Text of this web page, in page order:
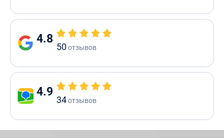
4.8
50отзывов
4.9
34отзывов